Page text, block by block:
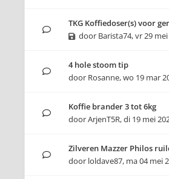
TKG Koffiedoser(s) voor
door Barista74,vr 29 mei
4 hole stoom tip
door Rosanne,wo 19 mar
Koffie brander 3 tot 6kg
doorArjenT5R,di 19 mei
Zilveren Mazzer Philos
door loldave87, ma 04 mei